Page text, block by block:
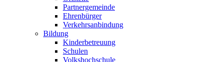
Partnergemeinde
Ehrenbürger
Verkehrsanbindung
Bildung
Kinderbetreuung
Schulen
Volkshochschule